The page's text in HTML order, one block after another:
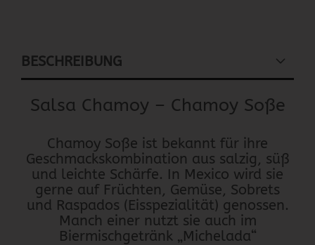
BESCHREIBUNG
Salsa Chamoy – Chamoy Soße
Chamoy Soße ist bekannt für ihre
Geschmackskombination aus salzig, süß
und leichte Schärfe. In Mexico wird sie
gerne auf Früchten, Gemüse, Sobrets
und Raspados (Eisspezialität) genossen.
Manch einer nutzt sie auch im
Biermischgetränk „Michelada“